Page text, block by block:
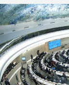
m
a
i
n
c
o
n